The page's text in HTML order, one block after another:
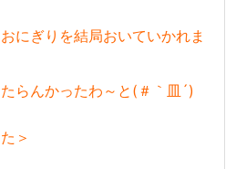
にぎりを結局おいていかれま
らんかったわ～と(＃｀皿´)
＞